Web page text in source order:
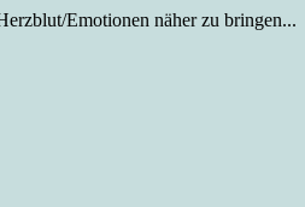
Emotionen näher zu bringen...